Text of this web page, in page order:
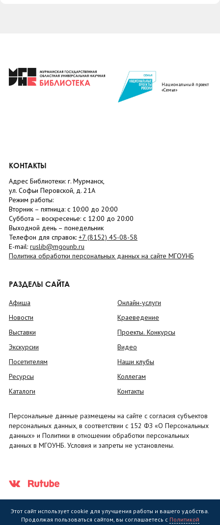
Национальный проект
«Семья»
КОНТАКТЫ
Адрес Библиотеки: г. Мурманск,
ул. Софьи Перовской, д. 21А
Режим работы:
Вторник – пятница: с 10:00 до 20:00
Суббота – воскресенье: c 12:00 до 20:00
Выходной день – понедельник
Телефон для справок: +7 (8152) 45-08-58
E-mail: ruslib@mgounb.ru
Политика обработки персональных данных на сайте МГОУНБ
РАЗДЕЛЫ САЙТА
Афиша
Новости
Выставки
Экскурсии
Посетителям
Ресурсы
Каталоги
Онлайн-услуги
Краеведение
Проекты. Конкурсы
Видео
Наши клубы
Коллегам
Контакты
Персональные данные размещены на сайте с согласия субъектов
персональных данных, в соответствии с 152 ФЗ «О Персональных
данных» и Политики в отношении обработки персональных
данных в МГОУНБ. Условия и запреты не установлены.
Этот сайт использует cookie для улучшения работы и вашего удобства.
Продолжая пользоваться сайтом, вы соглашаетесь с Политикой